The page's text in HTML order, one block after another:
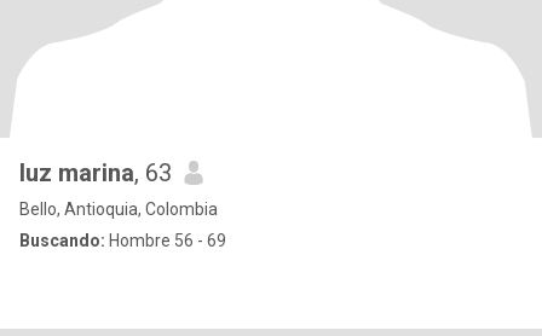
luz marina, 63
Bello, Antioquia, Colombia
Buscando: Hombre 56 - 69